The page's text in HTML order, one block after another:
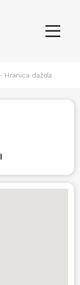
Hranica dažďa